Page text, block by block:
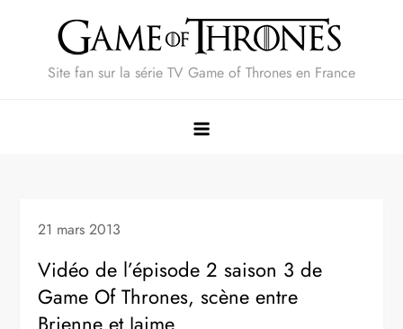
Site fan sur la série TV Game of Thrones en France
21 mars 2013
Vidéo de l’épisode 2 saison 3 de
Game Of Thrones, scène entre